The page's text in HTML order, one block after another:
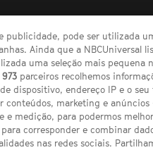
publicidade, pode ser utilizada
Ainda que a NBCUniversal
uma seleção mais pequena
973 parceiros recolhemos
dispositivo, endereço IP e o seu
conteúdos, marketing e anúncios
medição, para podermos
corresponder e combinar
nas redes sociais.